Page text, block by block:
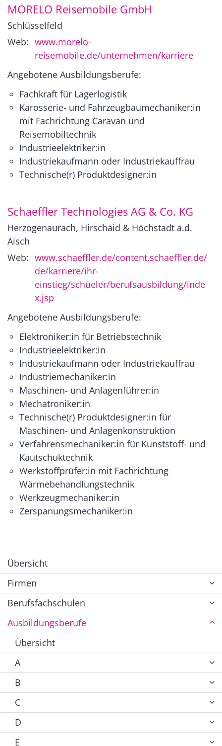
MORELO Reisemobile GmbH
Schlüsselfeld
Web: www.morelo-
reisemobile.de/unternehmen/karriere
Angebotene Ausbildungsberufe:
Fachkraft für Lagerlogistik
Karosserie- und Fahrzeugbaumechaniker:in
mit Fachrichtung Caravan und
Reisemobiltechnik
Industrieelektriker:in
Industriekaufmann oder Industriekauffrau
Technische(r) Produktdesigner:in
Schaeffler Technologies AG & Co. KG
Herzogenaurach, Hirschaid & Höchstadt a.d.
Aisch
Web: www.schaeffler.de/content.schaeffler.de/
de/karriere/ihr-
einstieg/schueler/berufsausbildung/inde
x.jsp
Angebotene Ausbildungsberufe:
Elektroniker:in für Betriebstechnik
Industrieelektriker:in
Industriekaufmann oder Industriekauffrau
Industriemechaniker:in
Maschinen- und Anlagenführer:in
Mechatroniker:in
Technische(r) Produktdesigner:in für
Maschinen- und Anlagenkonstruktion
Verfahrensmechaniker:in für Kunststoff- und
Kautschuktechnik
Werkstoffprüfer:in mit Fachrichtung
Wärmebehandlungstechnik
Werkzeugmechaniker:in
Zerspanungsmechaniker:in
Übersicht
Firmen
Berufsfachschulen
Ausbildungsberufe
Übersicht
A
B
C
D
E